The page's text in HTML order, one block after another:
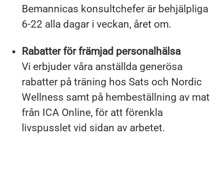
Bemannicas konsultchefer är behjälpliga
6-22 alla dagar i veckan, året om.
Rabatter för främjad personalhälsa
Vi erbjuder våra anställda generösa
rabatter på träning hos Sats och Nordic
Wellness samt på hembeställning av mat
från ICA Online, för att förenkla
livspusslet vid sidan av arbetet.